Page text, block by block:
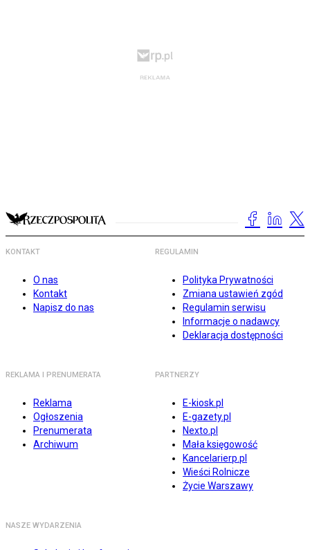
KONTAKT
O nas
Kontakt
Napisz do nas
REGULAMIN
Polityka Prywatności
Zmiana ustawień zgód
Regulamin serwisu
Informacje o nadawcy
Deklaracja dostępności
REKLAMA I PRENUMERATA
Reklama
Ogłoszenia
Prenumerata
Archiwum
PARTNERZY
E-kiosk.pl
E-gazety.pl
Nexto.pl
Mała księgowość
Kancelarierp.pl
Wieści Rolnicze
Życie Warszawy
NASZE WYDARZENIA